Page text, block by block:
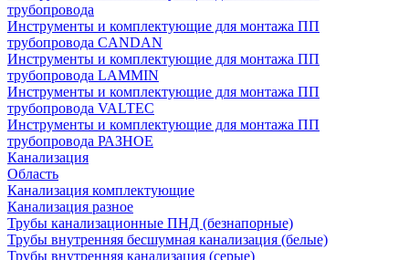
трубопровода
Инструменты и комплектующие для монтажа ПП
трубопровода CANDAN
Инструменты и комплектующие для монтажа ПП
трубопровода LAMMIN
Инструменты и комплектующие для монтажа ПП
трубопровода VALTEC
Инструменты и комплектующие для монтажа ПП
трубопровода РАЗНОЕ
Канализация
Область
Канализация комплектующие
Канализация разное
Трубы канализационные ПНД (безнапорные)
Трубы внутренняя бесшумная канализация (белые)
Трубы внутренняя канализация (серые)